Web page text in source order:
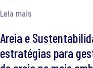
Leia mais
Areia e
estratégias para